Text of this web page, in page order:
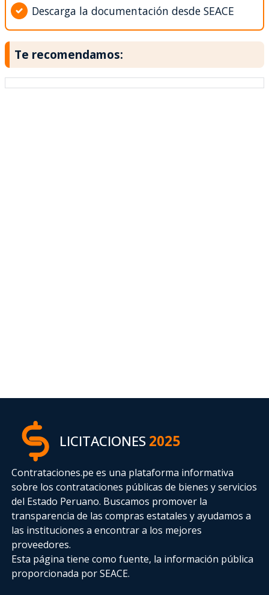
Descarga la documentación desde SEACE
Te recomendamos:
LICITACIONES2025
Contrataciones.pe es una plataforma informativa
sobre los contrataciones públicas de bienes y servicios
del Estado Peruano. Buscamos promover la
transparencia de las compras estatalesy ayudamos a
las instituciones a encontrar a los mejores
proveedores.
Esta página tiene como fuente, la información pública
proporcionada por SEACE.